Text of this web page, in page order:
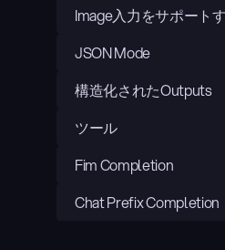
Image入力をサポート
JSON Mode
構造化されたOutputs
ツール
Fim Completion
Chat Prefix Completion